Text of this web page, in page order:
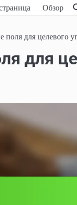
Обзор
поля для целевого
для